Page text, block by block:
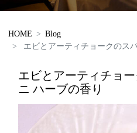
HOME
Blog
エビとアーティチョークのス
エビとアーティチョ
ニ ハーブの香り